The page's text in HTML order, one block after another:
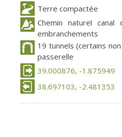
Terre compactée
Chemin naturel
embranchements
19 tunnels (certains
passerelle
39.000876, -1.875949
38.697103, -2.481353